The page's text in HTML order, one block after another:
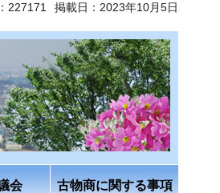
227171 掲載日：2023年10月5日
会 古物商に関する事項